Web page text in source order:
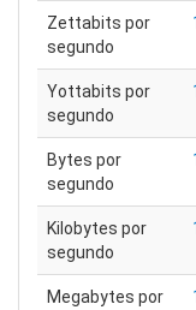
Zettabits por
segundo
Yottabits por
segundo
Bytes por
segundo
Kilobytes por
segundo
Megabytes por